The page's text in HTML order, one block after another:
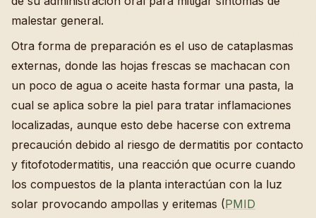
malestar general.
Otra forma de preparación es el uso de cataplasmas
externas, donde las hojas frescas se machacan con
un poco de agua o aceite hasta formar una pasta, la
cual se aplica sobre la piel para tratar inflamaciones
localizadas, aunque esto debe hacerse con extrema
precaución debido al riesgo de dermatitis por contacto
y fitofotodermatitis, una reacción que ocurre cuando
los compuestos de la planta interactúan con la luz
solar provocando ampollas y eritemas (PMID